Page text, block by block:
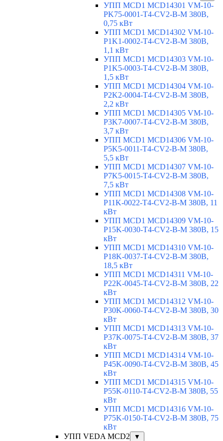
УПП MCD1 MCD14301 VM-10-
PK75-0001-T4-CV2-B-M 380В,
0,75 кВт
УПП MCD1 MCD14302 VM-10-
P1K1-0002-T4-CV2-B-M 380В,
1,1 кВт
УПП MCD1 MCD14303 VM-10-
P1K5-0003-T4-CV2-B-M 380В,
1,5 кВт
УПП MCD1 MCD14304 VM-10-
P2K2-0004-T4-CV2-B-M 380В,
2,2 кВт
УПП MCD1 MCD14305 VM-10-
P3K7-0007-T4-CV2-B-M 380В,
3,7 кВт
УПП MCD1 MCD14306 VM-10-
P5K5-0011-T4-CV2-B-M 380В,
5,5 кВт
УПП MCD1 MCD14307 VM-10-
P7K5-0015-T4-CV2-B-M 380В,
7,5 кВт
УПП MCD1 MCD14308 VM-10-
P11K-0022-T4-CV2-B-M 380В, 11
кВт
УПП MCD1 MCD14309 VM-10-
P15K-0030-T4-CV2-B-M 380В, 15
кВт
УПП MCD1 MCD14310 VM-10-
P18K-0037-T4-CV2-B-M 380В,
18,5 кВт
УПП MCD1 MCD14311 VM-10-
P22K-0045-T4-CV2-B-M 380В, 22
кВт
УПП MCD1 MCD14312 VM-10-
P30K-0060-T4-CV2-B-M 380В, 30
кВт
УПП MCD1 MCD14313 VM-10-
P37K-0075-T4-CV2-B-M 380В, 37
кВт
УПП MCD1 MCD14314 VM-10-
P45K-0090-T4-CV2-B-M 380В, 45
кВт
УПП MCD1 MCD14315 VM-10-
P55K-0110-T4-CV2-B-M 380В, 55
кВт
УПП MCD1 MCD14316 VM-10-
P75K-0150-T4-CV2-B-M 380В, 75
кВт
УПП VEDA MCD2
▼